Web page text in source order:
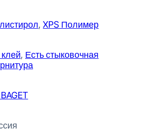
, XPS Полимер
, Есть стыковочная